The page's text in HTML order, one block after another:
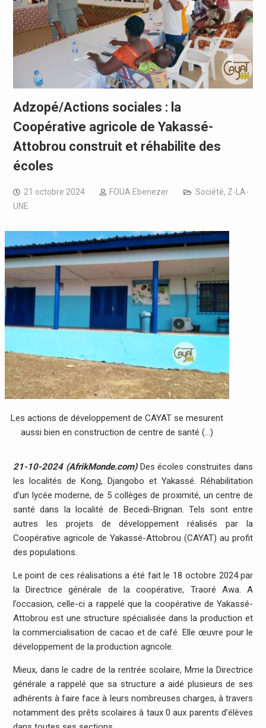
Adzopé/Actions sociales : la
Coopérative agricole de Yakassé-
Attobrou construit et réhabilite des
écoles
21 octobre 2024 FOUA Ebenezer Société, Z-LA-
UNE
Les actions de développement de CAYAT se mesurent
aussi bien en construction de centre de santé (…)
21-10-2024 (AfrikMonde.com)Des écoles construites dans
les localités de Kong, Djangobo et Yakassé. Réhabilitation
d’un lycée moderne, de 5 collèges de proximité, un centre de
santé dans la localité de Becedi-Brignan. Tels sont entre
autres les projets de développement réalisés par la
Coopérative agricole de Yakassé-Attobrou (CAYAT) au profit
des populations.
Le point de ces réalisations a été fait le 18 octobre 2024 par
la Directrice générale de la coopérative, Traoré Awa. A
l’occasion, celle-ci a rappelé que la coopérative de Yakassé-
Attobrou est une structure spécialisée dans la production et
la commercialisation de cacao et de café. Elle œuvre pour le
développement de la production agricole.
Mieux, dans le cadre de la rentrée scolaire, Mme la Directrice
générale a rappelé que sa structure a aidé plusieurs de ses
adhérents à faire face à leurs nombreuses charges, à travers
notamment des prêts scolaires à taux 0 aux parents d’élèves